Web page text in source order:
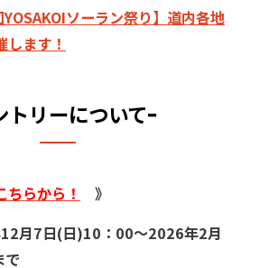
ソーラン祭り】道内各地
ます！
トリーについてｰ
ちらから！
》
月7日(日)10：00～2026年2月
で